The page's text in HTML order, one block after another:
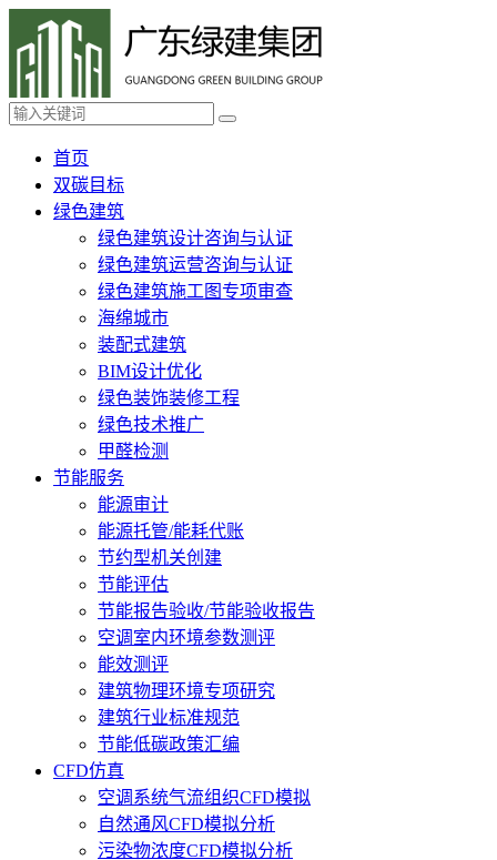
首页
双碳目标
绿色建筑
绿色建筑设计咨询与认证
绿色建筑运营咨询与认证
绿色建筑施工图专项审查
海绵城市
装配式建筑
BIM设计优化
绿色装饰装修工程
绿色技术推广
甲醛检测
节能服务
能源审计
能源托管/能耗代账
节约型机关创建
节能评估
节能报告验收/节能验收报告
空调室内环境参数测评
能效测评
建筑物理环境专项研究
建筑行业标准规范
节能低碳政策汇编
CFD仿真
空调系统气流组织CFD模拟
自然通风CFD模拟分析
污染物浓度CFD模拟分析